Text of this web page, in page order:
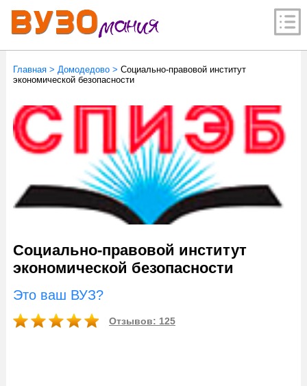
Главная> Домодедово> Социально-правовой институт
экономической безопасности
Социально-правовой институт
экономической безопасности
Это ваш ВУЗ?
Отзывов: 125